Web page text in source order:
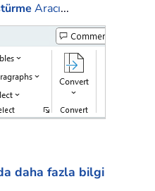
Aracı...
daha fazla bilgi